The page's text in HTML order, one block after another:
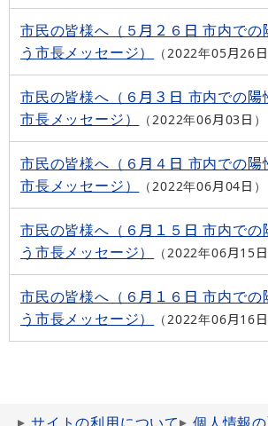
市民の皆様へ（５月２６日 市内での
う市長メッセージ）
2022年05月26日
市民の皆様へ（６月３日 市内での陽
市長メッセージ）
2022年06月03日
市民の皆様へ（６月４日 市内での陽
市長メッセージ）
2022年06月04日
市民の皆様へ（６月１５日 市内での
う市長メッセージ）
2022年06月15日
市民の皆様へ（６月１６日 市内での
う市長メッセージ）
2022年06月16日